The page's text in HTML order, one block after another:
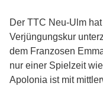
Der TTC Neu-Ulm
Verjüngungskur
dem Franzosen
nur einer Spielzeit
Apolonia ist mit